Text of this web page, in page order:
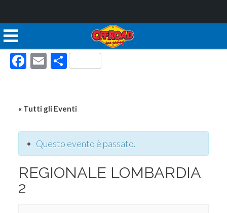
Facebook
EmailCondividi
« Tutti gli Eventi
Questo evento è passato.
REGIONALE LOMBARDIA
2